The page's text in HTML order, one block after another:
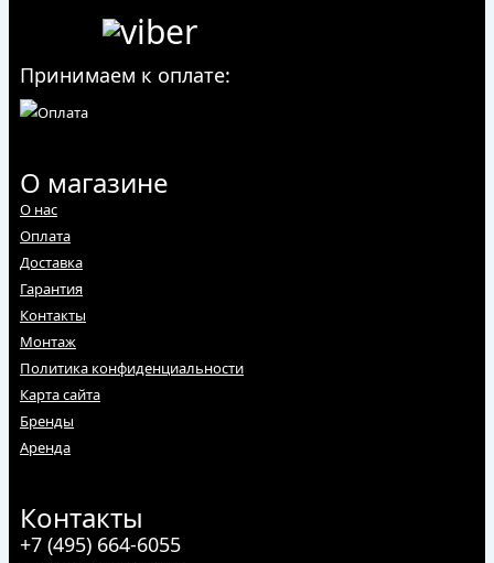
Принимаем к оплате:
О магазине
О нас
Оплата
Доставка
Гарантия
Контакты
Монтаж
Политика конфиденциальности
Карта сайта
Бренды
Аренда
Контакты
+7 (495) 664-6055